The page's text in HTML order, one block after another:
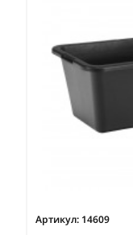
Артикул: 14609